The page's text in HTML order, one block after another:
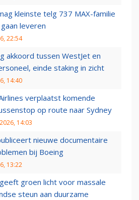
kleinste telg 737 MAX-familie
leveren
22:54
akkoord tussen WestJet en
einde staking in zicht
14:40
verplaatst komende
op route naar Sydney
14:03
nieuwe documentaire
bij Boeing
13:22
groen licht voor massale
steun aan duurzame